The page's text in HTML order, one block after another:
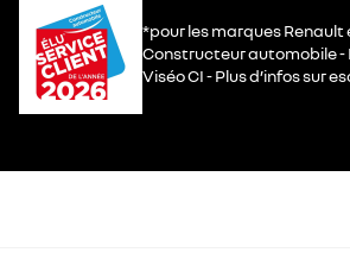
*pour les marques
Constructeur automobile -
Viséo CI - Plus d’infos sur